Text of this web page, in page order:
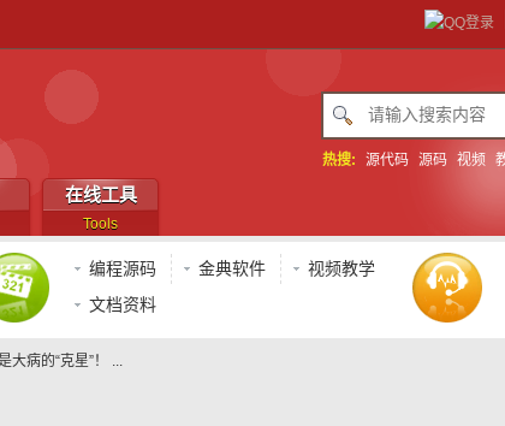
热搜: 源代码 源码 视频
在线工具
Tools
编程源码 金典软件
视频教学
文档资料
大病的“克星”！ ...